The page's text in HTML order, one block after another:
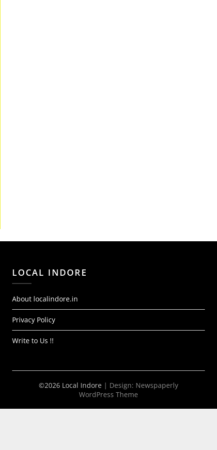
LOCAL INDORE
About localindore.in
Privacy Policy
Write to Us !!
©2026 Local Indore | Design: Newspaperly
WordPress Theme